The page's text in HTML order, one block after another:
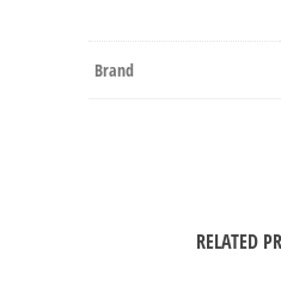
Brand
RELATED